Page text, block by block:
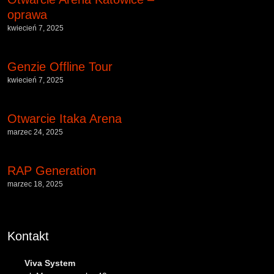
oprawa
kwiecień 7, 2025
Genzie Offline Tour
kwiecień 7, 2025
Otwarcie Itaka Arena
marzec 24, 2025
RAP Generation
marzec 18, 2025
Kontakt
Viva System